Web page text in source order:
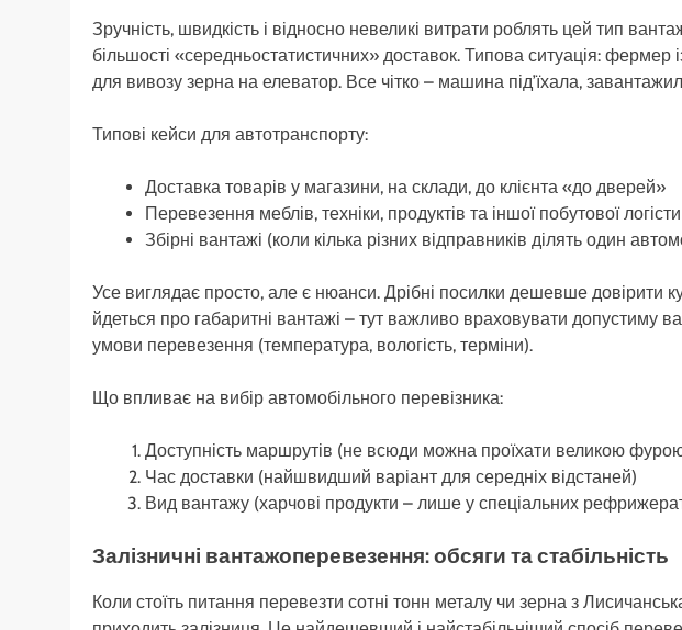
Зручність, швидкість і відносно невеликі витрати роблять цей тип
більшості «середньостатистичних» доставок. Типова ситуація:
для вивозу зерна на елеватор. Все чітко – машина під’їхала,
Типові кейси для автотранспорту:
Доставка товарів у магазини, на склади, до клієнта «до дверей»
Перевезення меблів, техніки, продуктів та іншої побутової
Збірні вантажі (коли кілька різних відправників ділять один
Усе виглядає просто, але є нюанси. Дрібні посилки дешевше довірити
йдеться про габаритні вантажі – тут важливо враховувати допустиму
умови перевезення (температура, вологість, терміни).
Що впливає на вибір автомобільного перевізника:
Доступність маршрутів (не всюди можна проїхати великою
Час доставки (найшвидший варіант для середніх відстаней)
Вид вантажу (харчові продукти – лише у спеціальних
Залізничні вантажоперевезення: обсяги та стабільність
Коли стоїть питання перевезти сотні тонн металу чи зерна з